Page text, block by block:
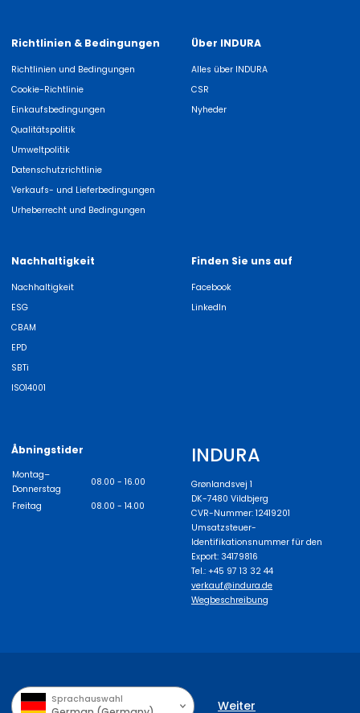
Richtlinien & Bedingungen
Richtlinien und Bedingungen
Cookie-Richtlinie
Einkaufsbedingungen
Qualitätspolitik
Umweltpolitik
Datenschutzrichtlinie
Verkaufs- und Lieferbedingungen
Urheberrecht und Bedingungen
Über INDURA
Alles über INDURA
CSR
Nyheder
Nachhaltigkeit
Nachhaltigkeit
ESG
CBAM
EPD
SBTi
ISO14001
Finden Sie uns auf
Facebook
LinkedIn
Åbningstider
Montag–
Donnerstag
08.00 - 16.00
Freitag
08.00 - 14.00
INDURA
Grønlandsvej 1
DK-7480 Vildbjerg
CVR-Nummer: 12419201
Umsatzsteuer-
Identifikationsnummer für den
Export: 34179816
Tel.: +45 97 13 32 44
verkauf@indura.de
Wegbeschreibung
Sprachauswahl Weiter